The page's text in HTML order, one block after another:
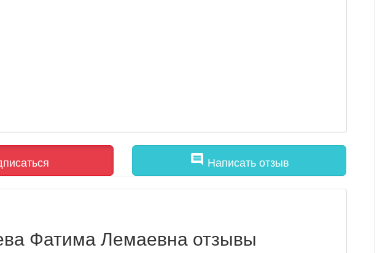
comment Написать отзыв
Фатима Лемаевна отзывы